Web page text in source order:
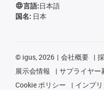
言語:日本語
国名: 日本
© igus, 2026 会社概要
展示会情報
サプライヤー
Cookie ポリシー
インプリ